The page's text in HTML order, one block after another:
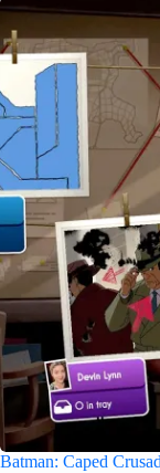
Batman: Caped